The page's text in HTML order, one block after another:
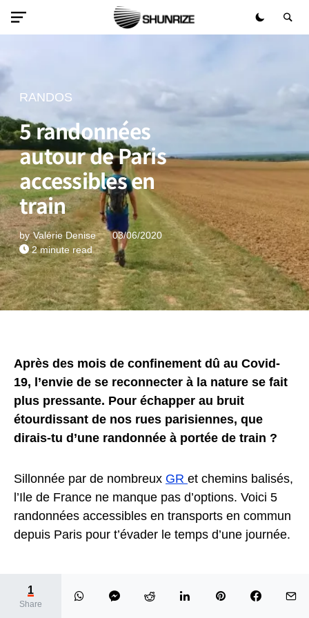
RANDOS
5 randonnées
autour de Paris
accessibles en
train
by Valérie Denise
03/06/2020
2 minute read
Après des mois de confinement dû au Covid-
19, l’envie de se reconnecter à la nature se fait
plus pressante. Pour échapper au bruit
étourdissant de nos rues parisiennes, que
dirais-tu d’une randonnée à portée de train ?
Sillonnée par de nombreux GR et chemins balisés,
l’Ile de France ne manque pas d’options. Voici 5
randonnées accessibles en transports en commun
depuis Paris pour t’évader le temps d’une journée.
LA BOUCLE DE SAINT-
1
Share